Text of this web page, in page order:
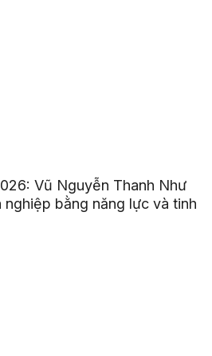
Vũ Nguyễn Thanh Như
nghiệp bằng năng lực và tinh